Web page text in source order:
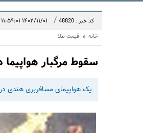
کد خبر : 48820 / ۱۴۰۲/۱۱/۰۱ ۱۱:۵۹:۰۱
خانه قیمت طلا
سقوط مرگبار
یک هواپیمای مسافربری هندی